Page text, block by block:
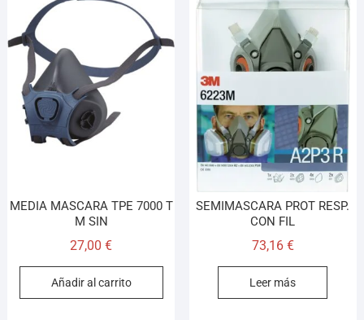
MEDIA MASCARA TPE 7000 T
M SIN
27,00€
Añadir al carrito
SEMIMASCARA PROT RESP.
CON FIL
73,16 €
Leer más